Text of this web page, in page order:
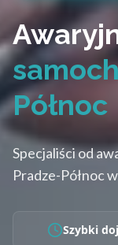
Północ
Specjaliści od
Pradze-Północ
Szybki